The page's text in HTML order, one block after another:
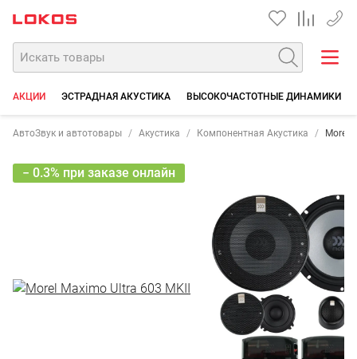
+7
АКЦИИ ЭСТРАДНАЯ АКУСТИКА ВЫСОКОЧАСТОТНЫЕ ДИНАМИКИ
АвтоЗвук и автотовары Акустика Компонентная Акустика Morel
− 0.3% при заказе онлайн